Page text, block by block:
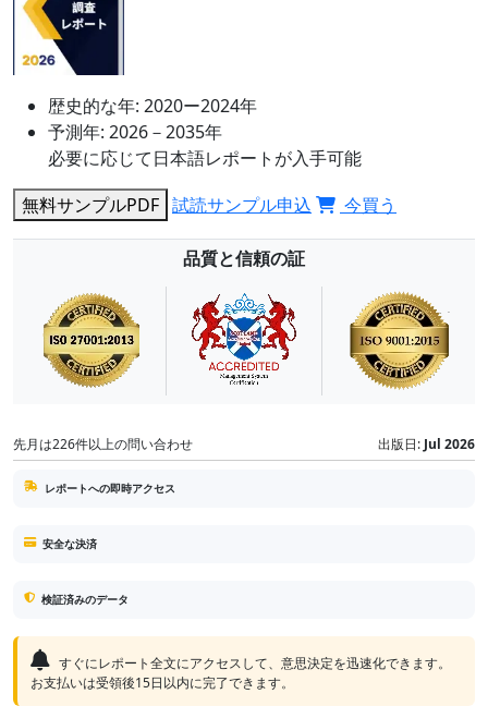
歴史的な年: 2020ー2024年
予測年: 2026－2035年
必要に応じて日本語レポートが入手可能
無料サンプルPDF 試読サンプル申込 今買う
品質と信頼の証
先月は226件以上の問い合わせ 出版日: Jul 2026
レポートへの即時アクセス
安全な決済
検証済みのデータ
すぐにレポート全文にアクセスして、意思決定を迅速化できます。
お支払いは受領後15日以内に完了できます。